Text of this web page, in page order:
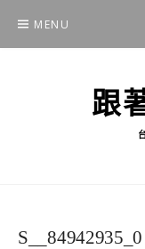
content
MENU
跟
S__84942935_0